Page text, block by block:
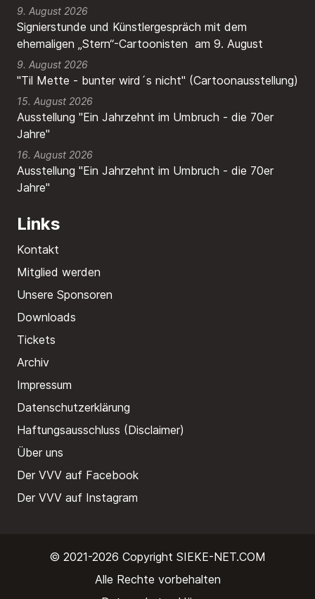
9. August 2026
Signierstunde und Künstlergespräch mit dem
ehemaligen „Stern“-Cartoonisten am 9. August
9. August 2026
"Til Mette - bunter wird´s nicht" (Cartoonausstellung)
15. August 2026
Ausstellung "Ein Jahrzehnt im Umbruch - die 70er
Jahre"
16. August 2026
Ausstellung "Ein Jahrzehnt im Umbruch - die 70er
Jahre"
Links
Kontakt
Mitglied werden
Unsere Sponsoren
Downloads
Tickets
Archiv
Impressum
Datenschutzerklärung
Haftungsausschluss (Disclaimer)
Über uns
Der VVV auf Facebook
Der VVV auf Instagram
© 2021-2026 Copyright SIEKE-NET.COM
Alle Rechte vorbehalten